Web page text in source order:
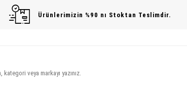
Ürünlerimizin %90 nı Stoktan Teslimdir.